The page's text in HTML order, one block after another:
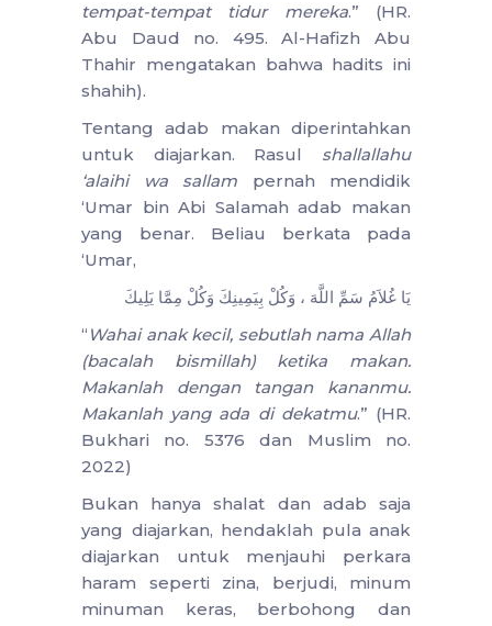
tempat-tempat tidur mereka.” (HR.
Abu Daud no. 495. Al-Hafizh Abu
Thahir mengatakan bahwa hadits ini
shahih).
Tentang adab makan diperintahkan
untuk diajarkan. Rasul shallallahu
‘alaihi wa sallam pernah mendidik
‘Umar bin Abi Salamah adab makan
yang benar. Beliau berkata pada
‘Umar,
يَا غُلاَمُ سَمِّ اللَّهَ ، وَكُلْ بِيَمِينِكَ وَكُلْ مِمَّا يَلِيكَ
“ Wahai anak kecil, sebutlah nama Allah
(bacalah bismillah) ketika makan.
Makanlah dengan tangan kananmu.
Makanlah yang ada di dekatmu.” (HR.
Bukhari no. 5376 dan Muslim no.
2022)
Bukan hanya shalat dan adab saja
yang diajarkan, hendaklah pula anak
diajarkan untuk menjauhi perkara
haram seperti zina, berjudi, minum
minuman keras, berbohong dan